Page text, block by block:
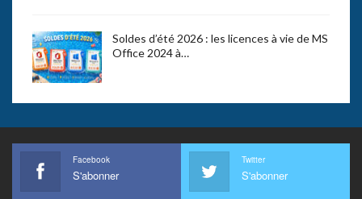
Soldes d’été 2026 : les licences à vie de MS
Office 2024 à…
Facebook
S'abonner
Twitter
S'abonner